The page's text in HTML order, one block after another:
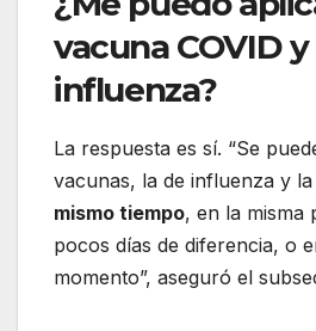
vacuna COVID
influenza?
La respuesta es sí. “Se
vacunas, la de influenza y la
mismo tiempo, en la misma
pocos días de diferencia, o
momento”, aseguró el